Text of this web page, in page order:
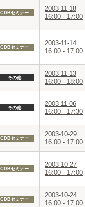
CDBセミナー
2003-11-18
16:00 - 17:00
CDBセミナー
2003-11-14
16:00 - 17:00
その他
2003-11-13
16:00 - 18:00
その他
2003-11-06
16:00 - 17:30
CDBセミナー
2003-10-29
16:00 - 17:00
CDBセミナー
2003-10-27
16:00 - 17:00
CDBセミナー
2003-10-24
16:00 - 17:00